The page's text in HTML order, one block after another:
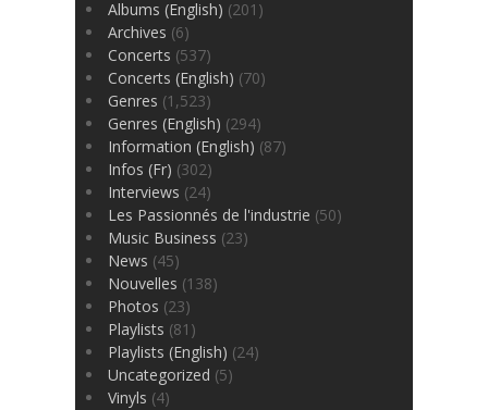
Albums (English) (201)
Archives (6)
Concerts (537)
Concerts (English) (70)
Genres (1,523)
Genres (English) (294)
Information (English) (87)
Infos (Fr) (302)
Interviews (24)
Les Passionnés de l'industrie (50)
Music Business (23)
News (45)
Nouvelles (138)
Photos (23)
Playlists (81)
Playlists (English) (24)
Uncategorized (5)
Vinyls (4)